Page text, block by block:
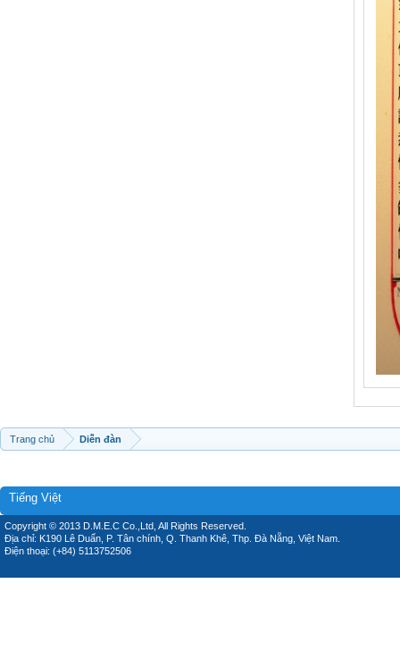
Trang chủ Diễn đàn
Tiếng Việt
Copyright © 2013 D.M.E.C Co.,Ltd, All Rights Reserved.
Địa chỉ: K190 Lê Duẩn, P. Tân chính, Q. Thanh Khê, Thp. Đà Nẵng, Việt Nam.
Điện thoại: (+84) 5113752506